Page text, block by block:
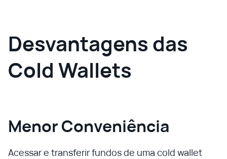
Desvantagens das
Cold Wallets
Menor Conveniência
Acessar e transferir fundos de uma cold wallet